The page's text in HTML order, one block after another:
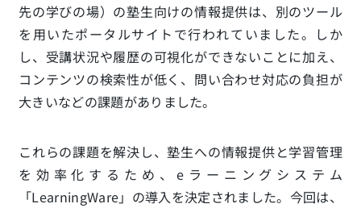
先の学びの場）の塾生向けの情報提供は、別のツール
を用いたポータルサイトで行われていました。しか
し、受講状況や履歴の可視化ができないことに加え、
コンテンツの検索性が低く、問い合わせ対応の負担が
大きいなどの課題がありました。
これらの課題を解決し、塾生への情報提供と学習管理
を効率化するため、eラーニングシステム
「LearningWare」の導入を決定されました。今回は、